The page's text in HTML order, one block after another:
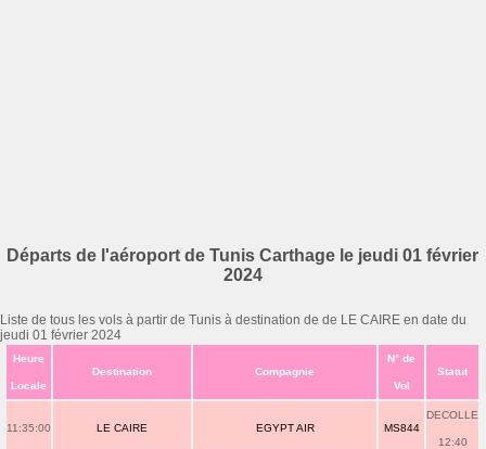
Départs de l'aéroport de Tunis Carthage le jeudi 01 février
2024
Liste de tous les vols à partir de Tunis à destination de de LE CAIRE en date du
jeudi 01 février 2024
Heure
Locale
Destination Compagnie
N° de
Vol
Statut
11:35:00 LE CAIRE EGYPT AIR MS844
DECOLLE
12:40